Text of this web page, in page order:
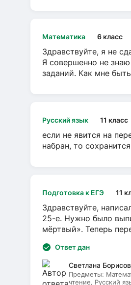
Математика 6 класс
Здравствуйте, я не
Я совершенно не
заданий. Как мне
Русский язык 11 класс
если не явится на
набран, то
Подготовка к ЕГЭ 11
Здравствуйте,
25-е. Нужно было
мёртвый». Теперь
Ответ дан
Светлана
Предметы:
чтение, Русский